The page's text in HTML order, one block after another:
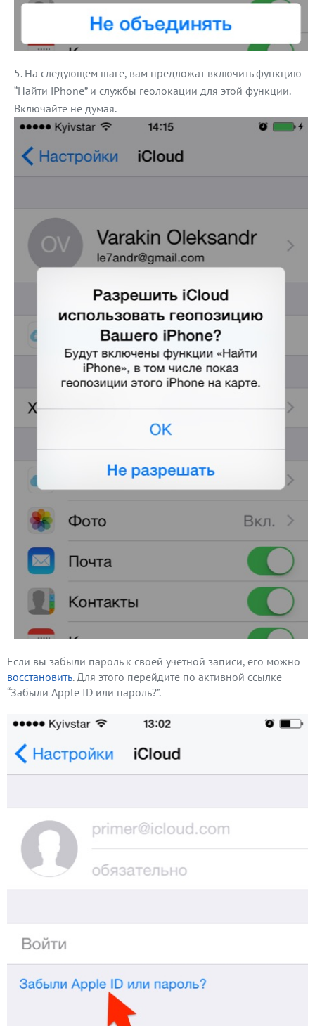
На следующем шаге, вам предложат включить функцию
“Найти iPhone” и службы геолокации для этой функции.
Включайте не думая.
Если вы забыли пароль к своей учетной записи, его можно
восстановить. Для этого перейдите по активной ссылке
“Забыли Apple ID или пароль?”.